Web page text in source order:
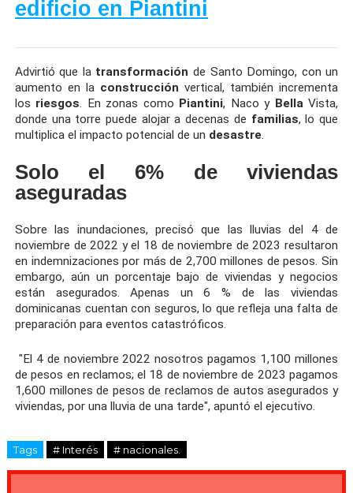
edificio en Piantini
Advirtió que la transformación de Santo Domingo, con un
aumento en la construcción vertical, también incrementa
los riesgos. En zonas como Piantini, Naco y BellaVista,
donde una torre puede alojar a decenas de familias, lo que
multiplica el impacto potencial de un desastre.
Solo el 6% de viviendas
aseguradas
Sobre las inundaciones, precisó que las lluvias del 4 de
noviembre de 2022 y el 18 de noviembre de 2023 resultaron
en indemnizaciones por más de 2,700 millones de pesos. Sin
embargo, aún un porcentaje bajo de viviendas y negocios
están asegurados. Apenas un 6 % de las viviendas
dominicanas cuentan con seguros, lo que refleja una falta de
preparación para eventos catastróficos.
"El 4 de noviembre 2022 nosotros pagamos 1,100 millones
de pesos en reclamos; el 18 de noviembre de 2023 pagamos
1,600 millones de pesos de reclamos de autos asegurados y
viviendas, por una lluvia de una tarde", apuntó el ejecutivo.
Tags # Interés # nacionales.